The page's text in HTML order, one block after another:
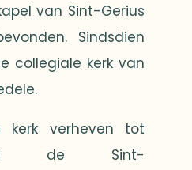
van Sint-Gerius
Sindsdien
collegiale kerk van
kerk verheven tot
de Sint-